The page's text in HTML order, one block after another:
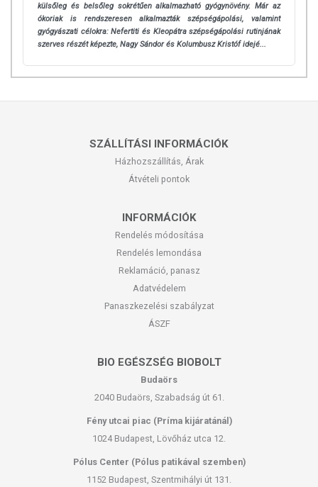
külsőleg és belsőleg sokrétűen alkalmazható gyógynövény. Már az
ókoriak is rendszeresen alkalmazták szépségápolási, valamint
gyógyászati célokra: Nefertiti és Kleopátra szépségápolási rutinjának
szerves részét képezte, Nagy Sándor és Kolumbusz Kristóf idejé...
SZÁLLÍTÁSI INFORMÁCIÓK
Házhozszállítás, Árak
Átvételi pontok
INFORMÁCIÓK
Rendelés módosítása
Rendelés lemondása
Reklamáció, panasz
Adatvédelem
Panaszkezelési szabályzat
ÁSZF
BIO EGÉSZSÉG BIOBOLT
Budaörs
2040 Budaörs, Szabadság út 61.
Fény utcai piac (Príma kijáratánál)
1024 Budapest, Lövőház utca 12.
Pólus Center (Pólus patikával szemben)
1152 Budapest, Szentmihályi út 131.